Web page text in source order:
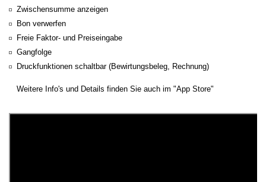
Zwischensumme anzeigen
Bon verwerfen
Freie Faktor- und Preiseingabe
Gangfolge
Druckfunktionen schaltbar (Bewirtungsbeleg, Rechnung)
Weitere Info's und Details finden Sie auch im "App Store"